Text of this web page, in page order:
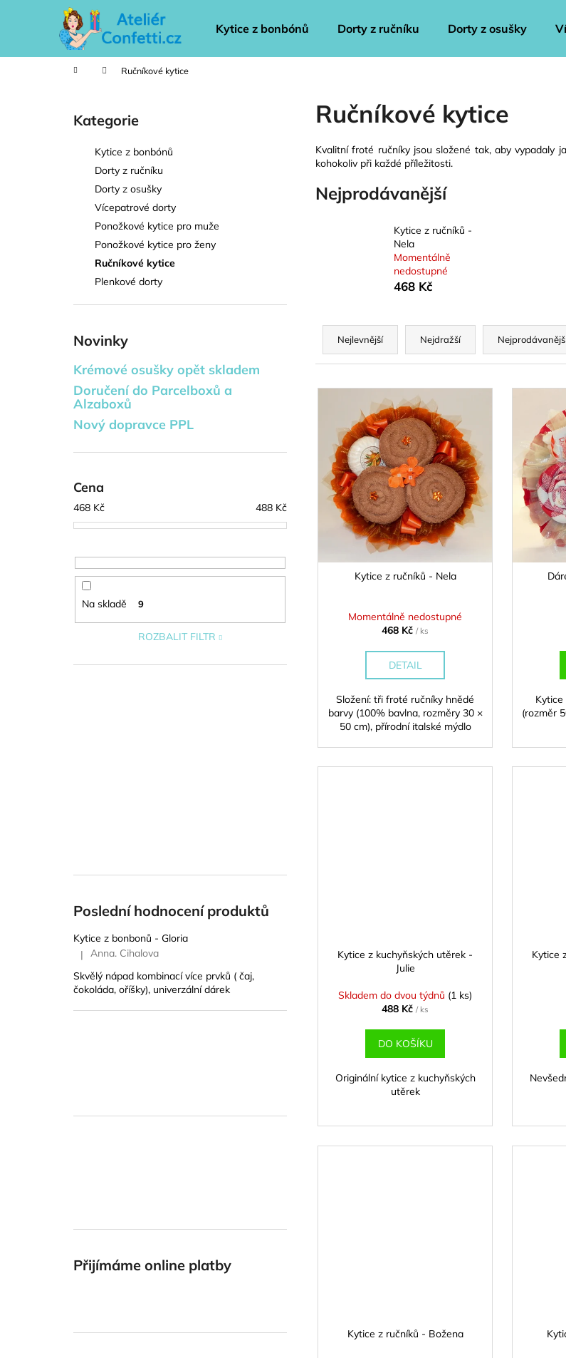
Kytice z bonbónů Dorty z ručníku Dorty z osušky
Domů Ručníkové kytice
Přeskočit
kategorie
Kategorie
Kytice z bonbónů
Dorty z ručníku
Dorty z osušky
Vícepatrové dorty
Ponožkové kytice pro muže
Ponožkové kytice pro ženy
Ručníkové kytice
Plenkové dorty
Novinky
Krémové osušky opět skladem
Doručení do Parcelboxů a
Alzaboxů
Nový dopravce PPL
Cena
468 Kč 488 Kč
Na skladě 9
ROZBALIT FILTR
Poslední hodnocení produktů
Kytice z bonbonů - Gloria
Hodnocení produktu je 5 z 5 hvězdiček.
|
Anna. Cihalova
Skvělý nápad kombinací více prvků ( čaj,
čokoláda, oříšky), univerzální dárek
Přijímáme online platby
Ručníkové kytice
Kvalitní froté ručníky jsou složené tak, aby vypadaly
kohokoliv při každé příležitosti.
Nejprodávanější
Kytice z ručníků -
Nela
Momentálně
nedostupné
468 Kč
Ř
z
o
d
ů
Nejlevnější Nejdražší
V
p
Kytice z ručníků - Nela
Momentálně nedostupné
468 Kč/ ks
DETAIL
Složení: tři froté ručníky hnědé
barvy (100% bavlna, rozměry 30 ×
50 cm), přírodní italské mýdlo
(rozměr
Kytice z kuchyňských utěrek -
Julie
Skladem do dvou týdnů (1 ks)
488 Kč/ ks
DO KOŠÍKU
Originální kytice z kuchyňských
utěrek
Kytice
Kytice z ručníků - Božena
í
Zpět
do
Zpět
do
Doporučujeme
629 Kč
KYTICE Z BONBÓNŮ - INGRID
438 Kč